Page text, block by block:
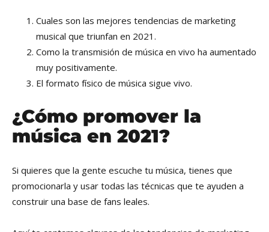
Cuales son las mejores tendencias de marketing
musical que triunfan en 2021.
Como la transmisión de música en vivo ha aumentado
muy positivamente.
El formato físico de música sigue vivo.
¿Cómo promover la
música en 2021?
Si quieres que la gente escuche tu música, tienes que
promocionarla y usar todas las técnicas que te ayuden a
construir una base de fans leales.